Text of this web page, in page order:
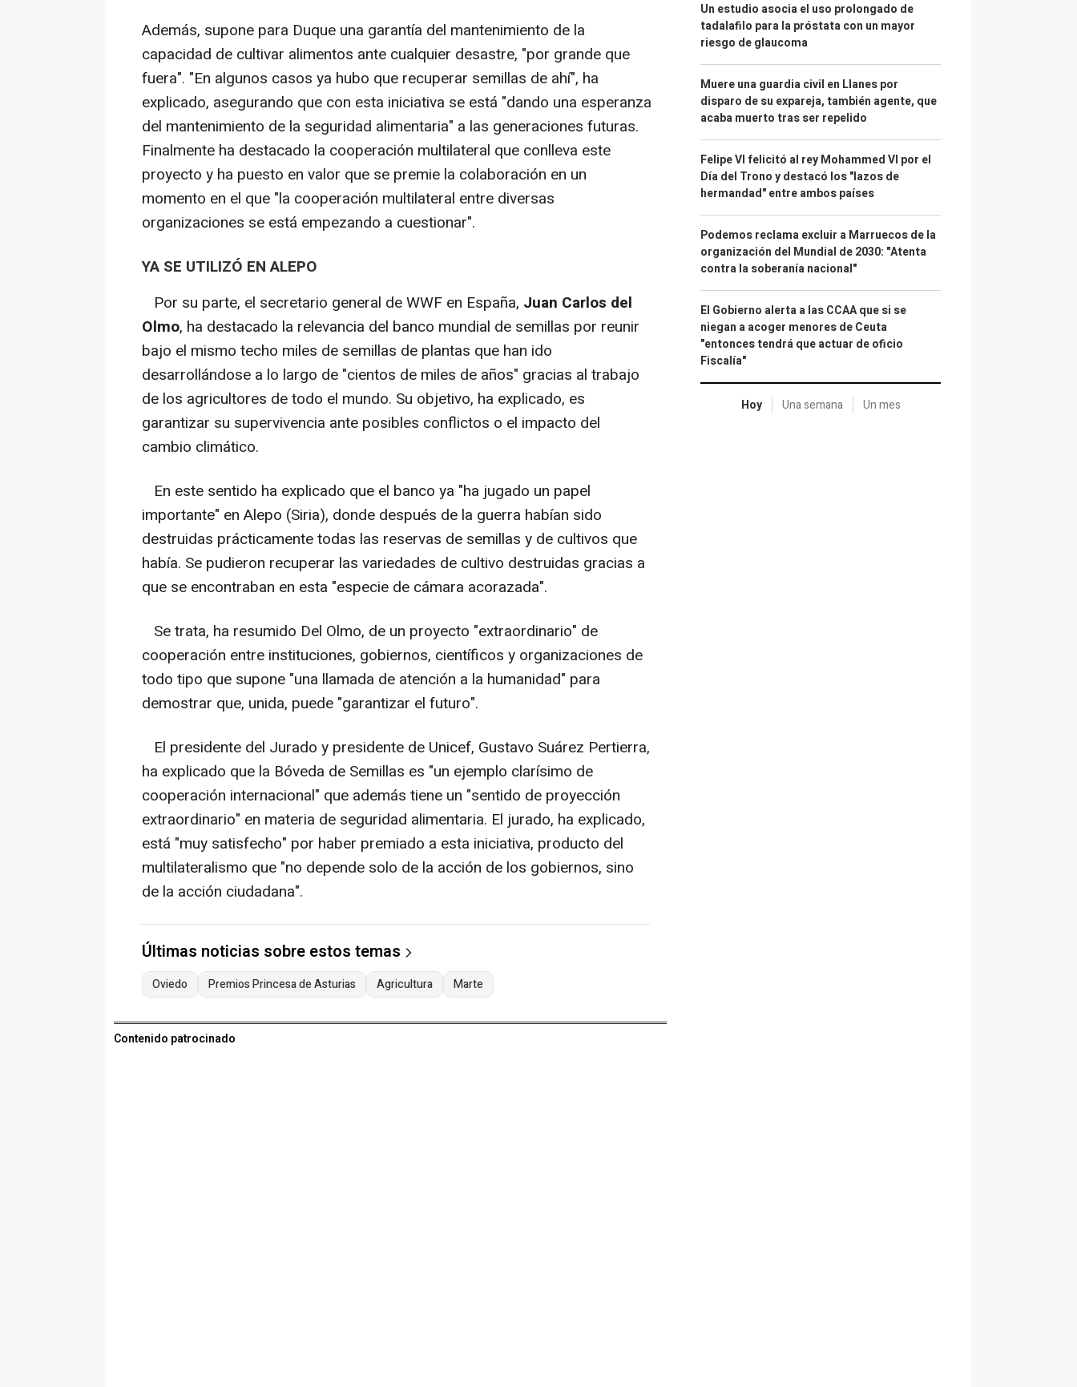
Además, supone para Duque una garantía del mantenimiento de la
capacidad de cultivar alimentos ante cualquier desastre, "por grande que
fuera". "En algunos casos ya hubo que recuperar semillas de ahí", ha
explicado, asegurando que con esta iniciativa se está "dando una esperanza
del mantenimiento de la seguridad alimentaria" a las generaciones futuras.
Finalmente ha destacado la cooperación multilateral que conlleva este
proyecto y ha puesto en valor que se premie la colaboración en un
momento en el que "la cooperación multilateral entre diversas
organizaciones se está empezando a cuestionar".
YA SE UTILIZÓ EN ALEPO
Por su parte, el secretario general de WWF en España, Juan Carlos del
Olmo, ha destacado la relevancia del banco mundial de semillas por reunir
bajo el mismo techo miles de semillas de plantas que han ido
desarrollándose a lo largo de "cientos de miles de años" gracias al trabajo
de los agricultores de todo el mundo. Su objetivo, ha explicado, es
garantizar su supervivencia ante posibles conflictos o el impacto del
cambio climático.
En este sentido ha explicado que el banco ya "ha jugado un papel
importante" en Alepo (Siria), donde después de la guerra habían sido
destruidas prácticamente todas las reservas de semillas y de cultivos que
había. Se pudieron recuperar las variedades de cultivo destruidas gracias a
que se encontraban en esta "especie de cámara acorazada".
Se trata, ha resumido Del Olmo, de un proyecto "extraordinario" de
cooperación entre instituciones, gobiernos, científicos y organizaciones de
todo tipo que supone "una llamada de atención a la humanidad" para
demostrar que, unida, puede "garantizar el futuro".
El presidente del Jurado y presidente de Unicef, Gustavo Suárez Pertierra,
ha explicado que la Bóveda de Semillas es "un ejemplo clarísimo de
cooperación internacional" que además tiene un "sentido de proyección
extraordinario" en materia de seguridad alimentaria. El jurado, ha explicado,
está "muy satisfecho" por haber premiado a esta iniciativa, producto del
multilateralismo que "no depende solo de la acción de los gobiernos, sino
de la acción ciudadana".
Últimas noticias sobre estos temas
Oviedo Premios Princesa de Asturias Agricultura Marte
Contenido patrocinado
Un estudio asocia el uso prolongado de
tadalafilo para la próstata con un mayor
riesgo de glaucoma
Muere una guardia civil en Llanes por
disparo de su expareja, también agente, que
acaba muerto tras ser repelido
Felipe VI felicitó al rey Mohammed VI por el
Día del Trono y destacó los "lazos de
hermandad" entre ambos países
Podemos reclama excluir a Marruecos de la
organización del Mundial de 2030: "Atenta
contra la soberanía nacional"
El Gobierno alerta a las CCAA que si se
niegan a acoger menores de Ceuta
"entonces tendrá que actuar de oficio
Fiscalía"
Hoy Una semana Un mes